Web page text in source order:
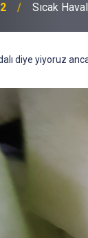
Sıcak
diye yiyoruz